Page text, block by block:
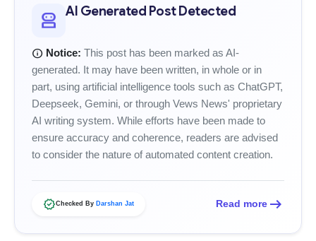
robot_2 AI Generated Post Detected
info Notice: This post has been marked as AI-
generated. It may have been written, in whole or in
part, using artificial intelligence tools such as ChatGPT,
Deepseek, Gemini, or through Vews News' proprietary
AI writing system. While efforts have been made to
ensure accuracy and coherence, readers are advised
to consider the nature of automated content creation.
verifiedChecked By Darshan Jat Read more arrow_right_alt